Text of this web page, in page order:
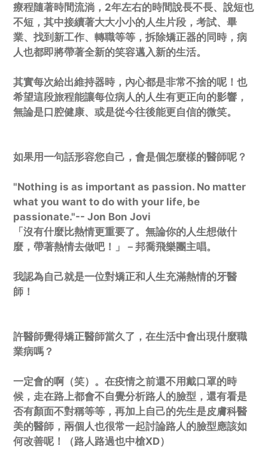
療程隨著時間流淌，2年左右的時間說長不長、說短也
不短，其中接續著大大小小的人生片段，考試、畢
業、找到新工作、轉職等等，拆除矯正器的同時，病
人也都即將帶著全新的笑容邁入新的生活。
其實每次給出維持器時，內心都是非常不捨的呢！也
希望這段旅程能讓每位病人的人生有更正向的影響，
無論是口腔健康、或是從今往後能更自信的微笑。
如果用一句話形容您自己，會是個怎麼樣的醫師呢？
"Nothing is as important as passion. No matter
what you want to do with your life, be
passionate."-- Jon Bon Jovi
「沒有什麼比熱情更重要了。無論你的人生想做什
麼，帶著熱情去做吧！」－邦喬飛樂團主唱。
我認為自己就是一位對矯正和人生充滿熱情的牙醫
師！
許醫師覺得矯正醫師當久了，在生活中會出現什麼職
業病嗎？
一定會的啊（笑）。在疫情之前還不用戴口罩的時
候，走在路上都會不自覺分析路人的臉型，還有看是
否有顏面不對稱等等，再加上自己的先生是皮膚科醫
美的醫師，兩個人也很常一起討論路人的臉型應該如
何改善呢！（路人路過也中槍XD）